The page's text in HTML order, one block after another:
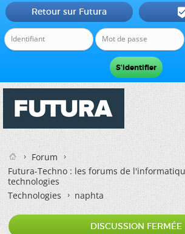
Retour sur Futura
Forum
Futura-Techno : les forums de
technologies
Technologies
naphta
DISCUSSION FERMÉE